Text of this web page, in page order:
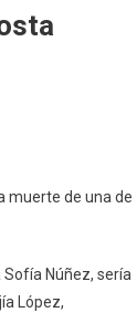
muerte de una de
Núñez, sería
López,